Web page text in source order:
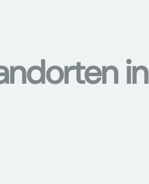
in